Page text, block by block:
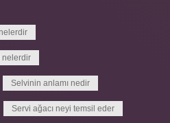
nelerdir
Selvinin anlamı nedir
Servi ağacı neyi temsil eder